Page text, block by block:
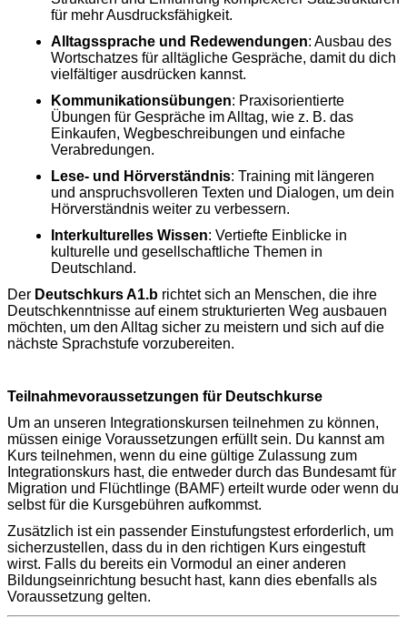
für mehr Ausdrucksfähigkeit.
Alltagssprache und Redewendungen: Ausbau des
Wortschatzes für alltägliche Gespräche, damit du dich
vielfältiger ausdrücken kannst.
Kommunikationsübungen: Praxisorientierte
Übungen für Gespräche im Alltag, wie z. B. das
Einkaufen, Wegbeschreibungen und einfache
Verabredungen.
Lese- und Hörverständnis: Training mit längeren
und anspruchsvolleren Texten und Dialogen, um dein
Hörverständnis weiter zu verbessern.
Interkulturelles Wissen: Vertiefte Einblicke in
kulturelle und gesellschaftliche Themen in
Deutschland.
Der Deutschkurs A1.b richtet sich an Menschen, die ihre
Deutschkenntnisse auf einem strukturierten Weg ausbauen
möchten, um den Alltag sicher zu meistern und sich auf die
nächste Sprachstufe vorzubereiten.
Teilnahmevoraussetzungen für Deutschkurse
Um an unseren Integrationskursen teilnehmen zu können,
müssen einige Voraussetzungen erfüllt sein. Du kannst am
Kurs teilnehmen, wenn du eine gültige Zulassung zum
Integrationskurs hast, die entweder durch das Bundesamt für
Migration und Flüchtlinge (BAMF) erteilt wurde oder wenn du
selbst für die Kursgebühren aufkommst.
Zusätzlich ist ein passender Einstufungstest erforderlich, um
sicherzustellen, dass du in den richtigen Kurs eingestuft
wirst. Falls du bereits ein Vormodul an einer anderen
Bildungseinrichtung besucht hast, kann dies ebenfalls als
Voraussetzung gelten.